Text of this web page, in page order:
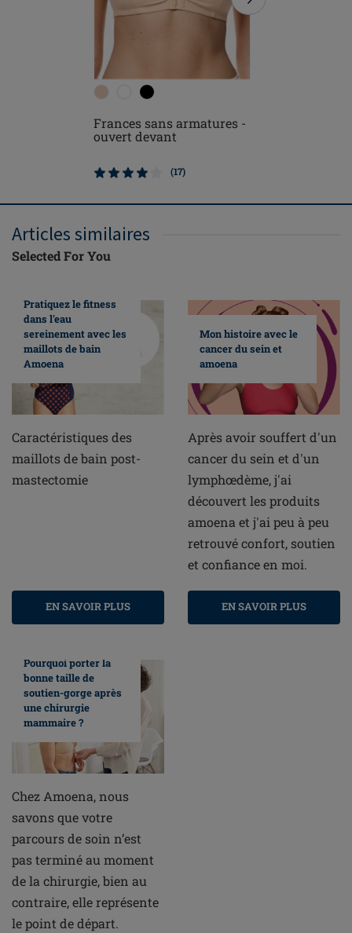
Frances sans armatures -
ouvert devant
(17)
Articles similaires
Selected For You
Pratiquez le fitness
dans l'eau
sereinement avec les
maillots de bain
Amoena
Caractéristiques des
maillots de bain post-
mastectomie
EN SAVOIR PLUS
Mon histoire avec le
cancer du sein et
amoena
Après avoir souffert d'un
cancer du sein et d'un
lymphœdème, j'ai
découvert les produits
amoena et j'ai peu à peu
retrouvé confort, soutien
et confiance en moi.
EN SAVOIR PLUS
Pourquoi porter la
bonne taille de
soutien-gorge après
une chirurgie
mammaire ?
Chez Amoena, nous
savons que votre
parcours de soin n’est
pas terminé au moment
de la chirurgie, bien au
contraire, elle représente
le point de départ.